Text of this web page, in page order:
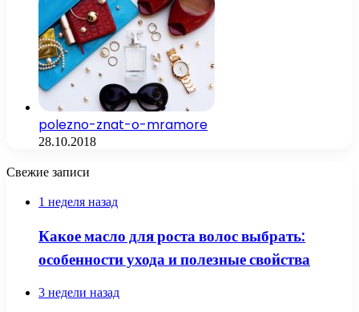
polezno-znat-o-mramore
28.10.2018
Свежие записи
1 неделя назад
Какое масло для роста волос выбрать:
особенности ухода и полезные свойства
3 недели назад